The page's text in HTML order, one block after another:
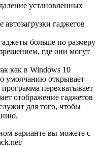
установленных
гаджетов
больше по размеру
где они могут
как в Windows 10
умолчанию открывает
перехватывает
отображение гаджетов
для того, чтобы
варианте вы можете с